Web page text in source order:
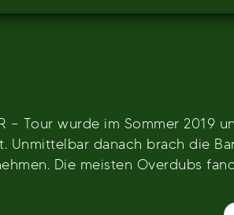
– Tour wurde im Sommer
Unmittelbar danach brach die
Die meisten Overdubs